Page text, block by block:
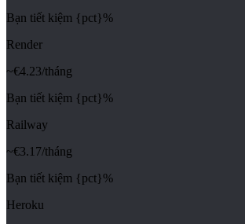
Bạn tiết kiệm {pct}%
Render
~€4.23/tháng
Bạn tiết kiệm {pct}%
Railway
~€3.17/tháng
Bạn tiết kiệm {pct}%
Heroku